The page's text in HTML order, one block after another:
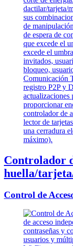
Controlador
huella/
Control de